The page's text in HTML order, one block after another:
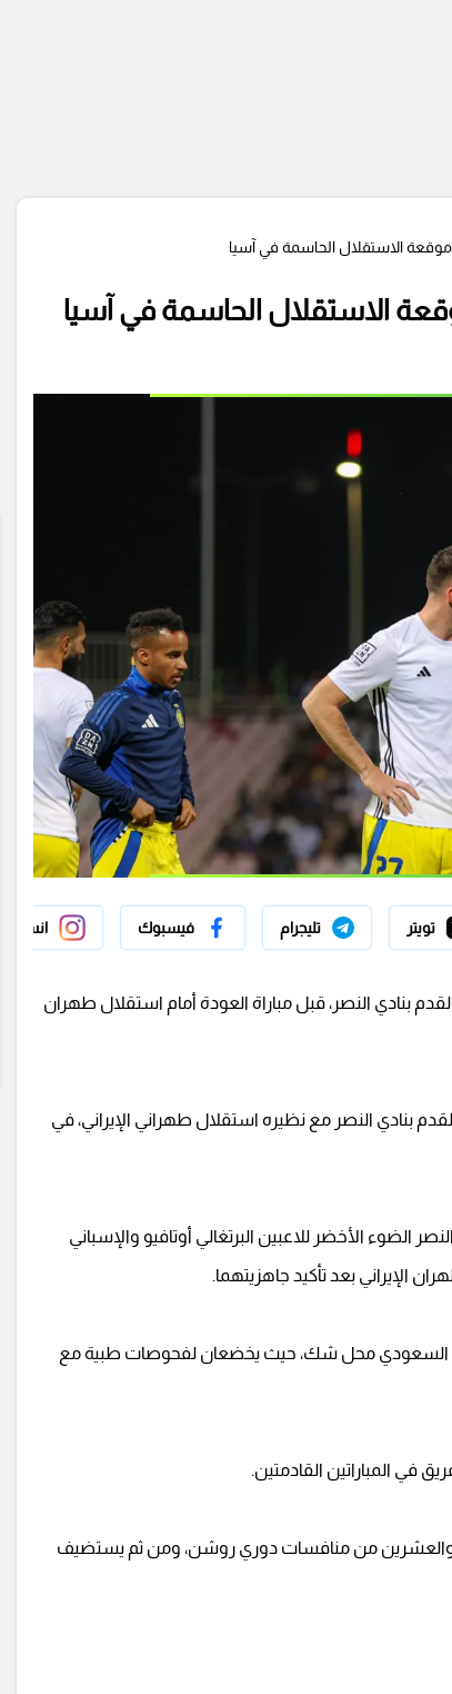
الاستقلال الحاسمة في آسيا
الاستقلال الحاسمة في آسيا
تويتر تليجرام فيسبوك انستجرام
بنادي النصر، قبل مباراة العودة أمام استقلال طهران
بنادي النصر مع نظيره استقلال طهراني الإيراني، في
الأخضر للاعبين البرتغالي أوتافيو والإسباني
الإيراني بعد تأكيد جاهزيتهما.
السعودي محل شك، حيث يخضعان لفحوصات طبية مع
في المباراتين القادمتين.
والعشرين من منافسات دوري روشن، ومن ثم يستضيف